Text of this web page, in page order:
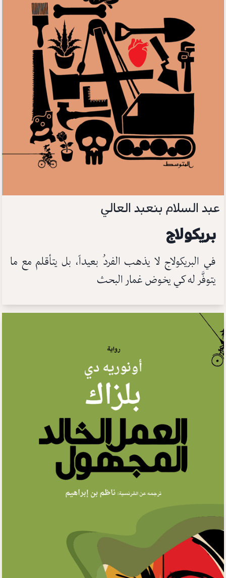
عبد السلام بنعبد العالي
بريكولاج
في البريكولاج لا يذهب الفردُ بعيداً، بل يتأقلم مع ما
يتوفَّر له كي يخوض غمار البحث